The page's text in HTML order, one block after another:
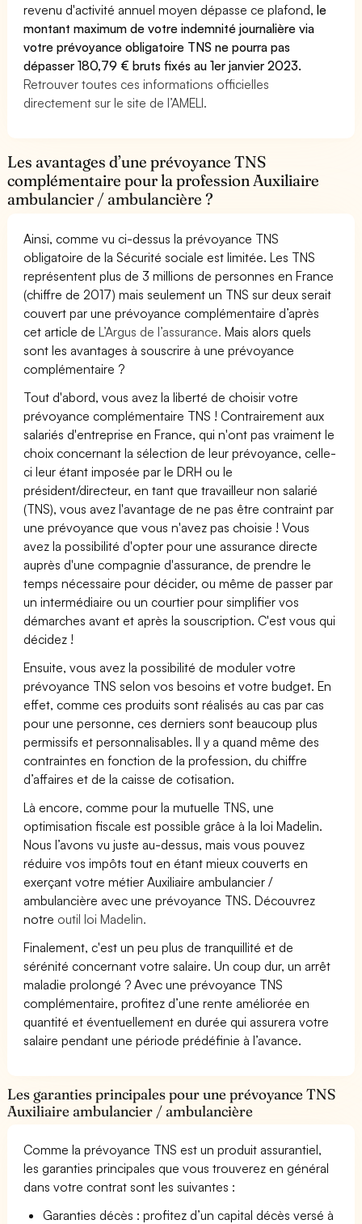
revenu d'activité annuel moyen dépasse ce plafond,le
montant maximum de votre indemnité journalière via
votre prévoyance obligatoire TNS ne pourra pas
dépasser 180,79 € bruts fixés au 1er janvier 2023.
Retrouver toutes ces informations officielles
directement sur le site de l’AMELI.
Les avantages d’une prévoyance TNS
complémentaire pour la profession Auxiliaire
ambulancier / ambulancière ?
Ainsi, comme vu ci-dessus la prévoyance TNS
obligatoire de la Sécurité sociale est limitée. Les TNS
représentent plus de 3 millions de personnes en France
(chiffre de 2017) mais seulement un TNS sur deux serait
couvert par une prévoyance complémentaire d’après
cet article deL’Argus de l’assurance. Mais alors quels
sont les avantages à souscrire à une prévoyance
complémentaire ?
Tout d'abord, vous avez la liberté de choisir votre
prévoyance complémentaire TNS ! Contrairement aux
salariés d'entreprise en France, qui n'ont pas vraiment le
choix concernant la sélection de leur prévoyance, celle-
ci leur étant imposée par le DRH ou le
président/directeur, en tant que travailleur non salarié
(TNS), vous avez l'avantage de ne pas être contraint par
une prévoyance que vous n'avez pas choisie ! Vous
avez la possibilité d'opter pour une assurance directe
auprès d'une compagnie d'assurance, de prendre le
temps nécessaire pour décider, ou même de passer par
un intermédiaire ou un courtier pour simplifier vos
démarches avant et après la souscription. C'est vous qui
décidez !
Ensuite, vous avez la possibilité de moduler votre
prévoyance TNS selon vos besoins et votre budget. En
effet, comme ces produits sont réalisés au cas par cas
pour une personne, ces derniers sont beaucoup plus
permissifs et personnalisables. Il y a quand même des
contraintes en fonction de la profession, du chiffre
d’affaires et de la caisse de cotisation.
Là encore, comme pour la mutuelle TNS, une
optimisation fiscale est possible grâce à la loi Madelin.
Nous l’avons vu juste au-dessus, mais vous pouvez
réduire vos impôts tout en étant mieux couverts en
exerçant votre métier Auxiliaire ambulancier /
ambulancière avec une prévoyance TNS. Découvrez
notre outil loi Madelin.
Finalement, c'est un peu plus de tranquillité et de
sérénité concernant votre salaire. Un coup dur, un arrêt
maladie prolongé ? Avec une prévoyance TNS
complémentaire, profitez d’une rente améliorée en
quantité et éventuellement en durée qui assurera votre
salaire pendant une période prédéfinie à l’avance.
Les garanties principales pour une prévoyance TNS
Auxiliaire ambulancier / ambulancière
Comme la prévoyance TNS est un produit assurantiel,
les garanties principales que vous trouverez en général
dans votre contrat sont les suivantes :
Garanties décès : profitez d’un capital décès versé à